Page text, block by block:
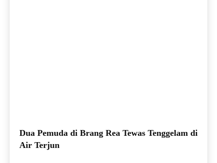
Dua Pemuda di Brang Rea Tewas Tenggelam di
Air Terjun